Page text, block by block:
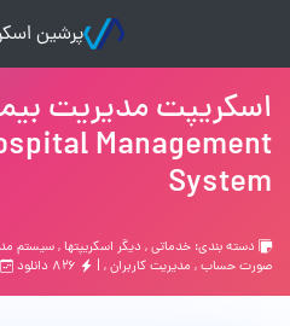
پرشین
اسکریپت مدیریت
Management
System
دسته بندی: خدماتی,ديگر اسكريپتها,سیستم
صورت حساب, مدیریت کاربران, |